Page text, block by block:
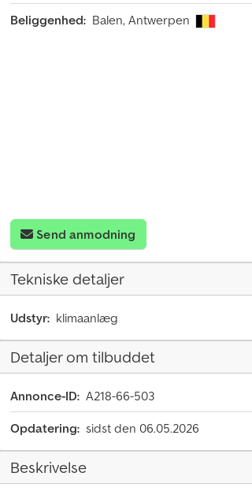
Beliggenhed: Balen, Antwerpen
Send anmodning
Tekniske detaljer
Udstyr: klimaanlæg
Detaljer om tilbuddet
Annonce-ID: A218-66-503
Opdatering: sidst den 06.05.2026
Beskrivelse